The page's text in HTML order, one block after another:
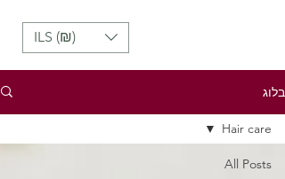
ILS (₪)
בלוג
All Posts
Hair care